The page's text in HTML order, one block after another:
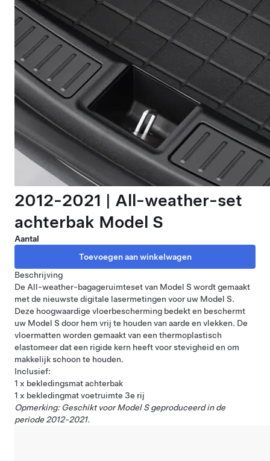
2012-2021 | All-weather-set
achterbak Model S
Aantal
Beschrijving
De All-weather-bagageruimteset van Model S wordt gemaakt
met de nieuwste digitale lasermetingen voor uw Model S.
Deze hoogwaardige vloerbescherming bedekt en beschermt
uw Model S door hem vrij te houden van aarde en vlekken. De
vloermatten worden gemaakt van een thermoplastisch
elastomeer dat een rigide kern heeft voor stevigheid en om
makkelijk schoon te houden.
Inclusief:
1 x bekledingsmat achterbak
1 x bekledingmat voetruimte 3e rij
Opmerking: Geschikt voor Model S geproduceerd in de
periode 2012-2021.